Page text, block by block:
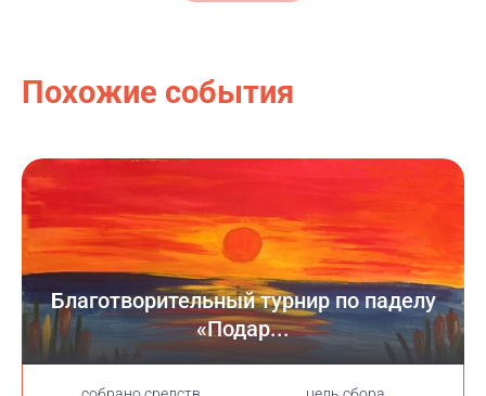
Похожие события
Благотворительный турнир по паделу
«Подар...